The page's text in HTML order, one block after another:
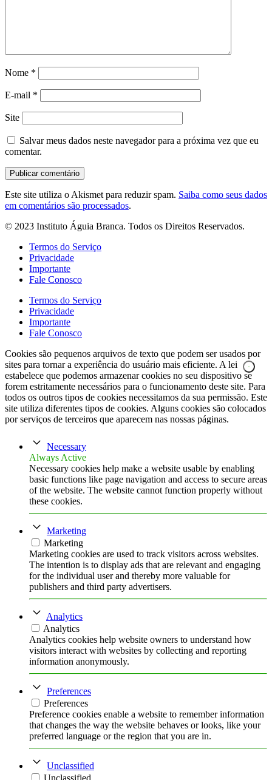
Nome *
E-mail *
Site
Salvar meus dados neste navegador para a próxima vez que eu
comentar.
Este site utiliza o Akismet para reduzir spam. Saiba como seus dados
em comentários são processados.
© 2023 Instituto Águia Branca. Todos os Direitos Reservados.
Termos do Serviço
Privacidade
Importante
Fale Conosco
Termos do Serviço
Privacidade
Importante
Fale Conosco
Cookies são pequenos arquivos de texto que podem ser usados por
sites para tornar a experiência do usuário mais eficiente. A lei
estabelece que podemos armazenar cookies no seu dispositivo se
forem estritamente necessários para o funcionamento deste site. Para
todos os outros tipos de cookies necessitamos da sua permissão. Este
site utiliza diferentes tipos de cookies. Alguns cookies são colocados
por serviços de terceiros que aparecem nas nossas páginas.
Necessary
Always Active
Necessary cookies help make a website usable by enabling
basic functions like page navigation and access to secure areas
of the website. The website cannot function properly without
these cookies.
Marketing
Marketing
Marketing cookies are used to track visitors across websites.
The intention is to display ads that are relevant and engaging
for the individual user and thereby more valuable for
publishers and third party advertisers.
Analytics
Analytics
Analytics cookies help website owners to understand how
visitors interact with websites by collecting and reporting
information anonymously.
Preferences
Preferences
Preference cookies enable a website to remember information
that changes the way the website behaves or looks, like your
preferred language or the region that you are in.
Unclassified
Unclassified